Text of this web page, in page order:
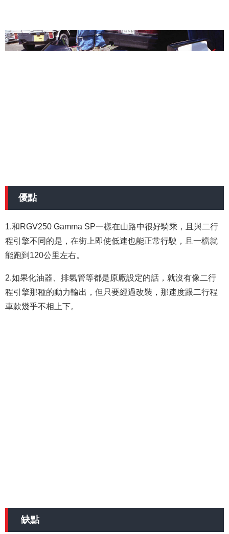
優點
1.和RGV250 Gamma SP一樣在山路中很好騎乘，且與二行
程引擎不同的是，在街上即使低速也能正常行駛，且一檔就
能跑到120公里左右。
2.如果化油器、排氣管等都是原廠設定的話，就沒有像二行
程引擎那種的動力輸出，但只要經過改裝，那速度跟二行程
車款幾乎不相上下。
缺點